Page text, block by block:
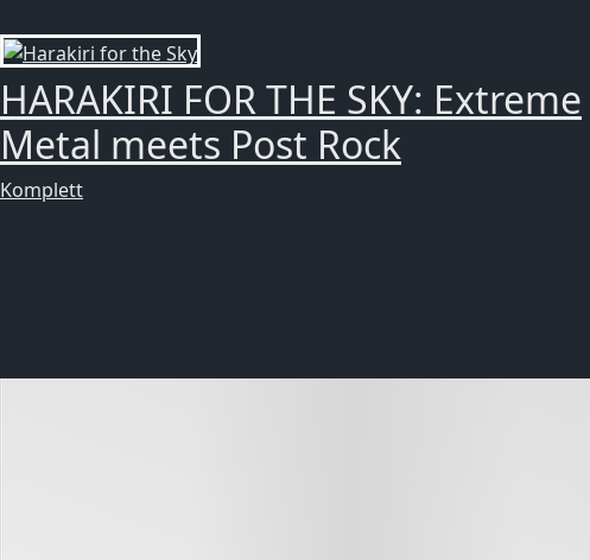
HARAKIRI FOR THE SKY: Extreme
Metal meets Post Rock
Komplett